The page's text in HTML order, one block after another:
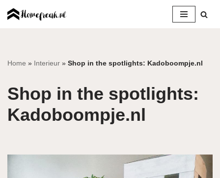
inhoud
Home » Interieur » Shop in the spotlights: Kadoboompje.nl
Shop in the spotlights:
Kadoboompje.nl